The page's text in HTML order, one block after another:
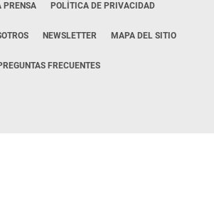
PRENSA POLÍTICA DE PRIVACIDAD
NEWSLETTER MAPA DEL SITIO
FRECUENTES